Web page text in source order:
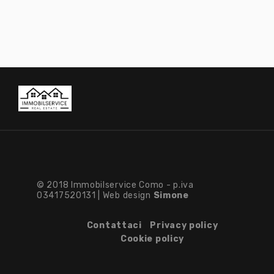
© 2018 Immobilservice Como - p.iva
03417520131 | Web design Simone
Contattaci
Privacy policy
Cookie policy